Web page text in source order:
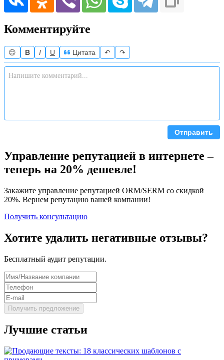
Комментируйте
😊 B I U Цитата ↶ ↷
Отправить
Управление репутацией в интернете –
теперь на 20% дешевле!
Закажите управление репутацией ORM/SERM со скидкой
20%. Вернем репутацию вашей компании!
Получить консультацию
Хотите удалить негативные отзывы?
Бесплатный аудит репутации.
Лучшие статьи